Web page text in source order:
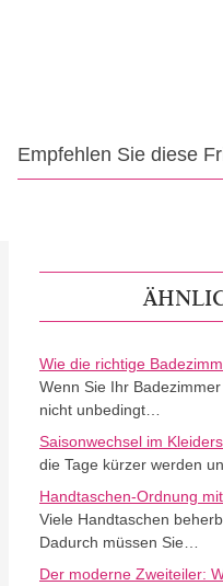
Empfehlen Sie diese
Wie die richtige
Wenn Sie Ihr
nicht unbedingt…
Saisonwechsel im
die Tage kürzer werden
Handtaschen-Ordnung
Viele Handtaschen
Dadurch müssen Sie…
Der moderne Zweiteiler: